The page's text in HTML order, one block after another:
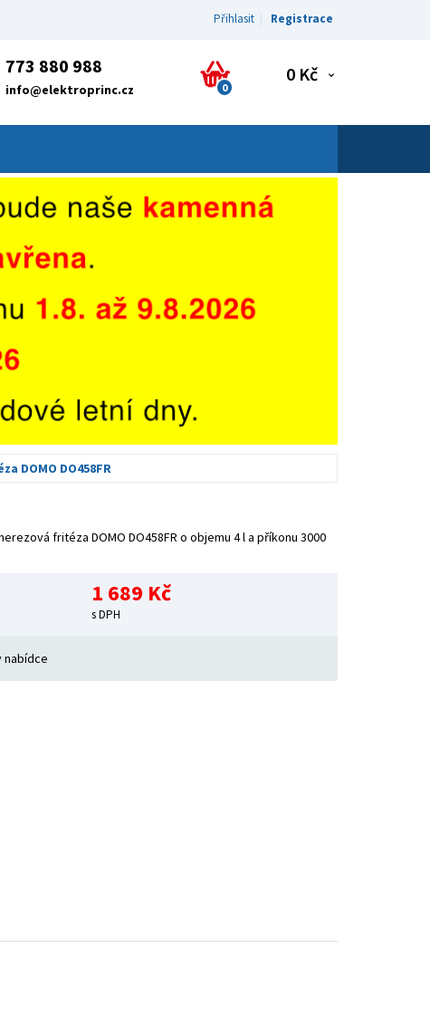
Přihlasit Registrace
773 880 988
info@elektroprinc.cz 0
0 Kč
DOMO DO458FR
fritéza DOMO DO458FR o objemu 4 l a příkonu 3000
1 689 Kč
s DPH
nabídce